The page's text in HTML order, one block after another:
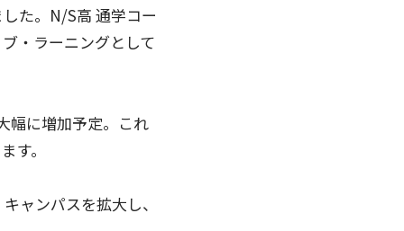
た。N/S高 通学コー
・ラーニングとして
幅に増加予定。これ
す。
ャンパスを拡大し、